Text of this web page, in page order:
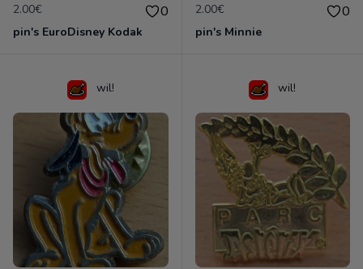
2.00€ 0
pin's EuroDisney Kodak
2.00€ 0
pin's Minnie
wil! wil!